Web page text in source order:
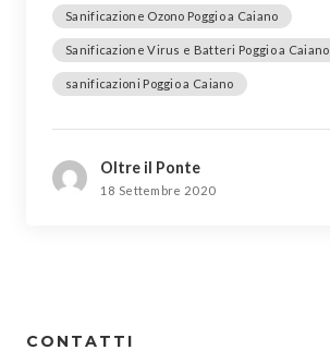
Sanificazione Ozono Poggio a Caiano
Sanificazione Virus e Batteri Poggio a Caiano
sanificazioni Poggio a Caiano
Oltre il Ponte
18 Settembre 2020
CONTATTI